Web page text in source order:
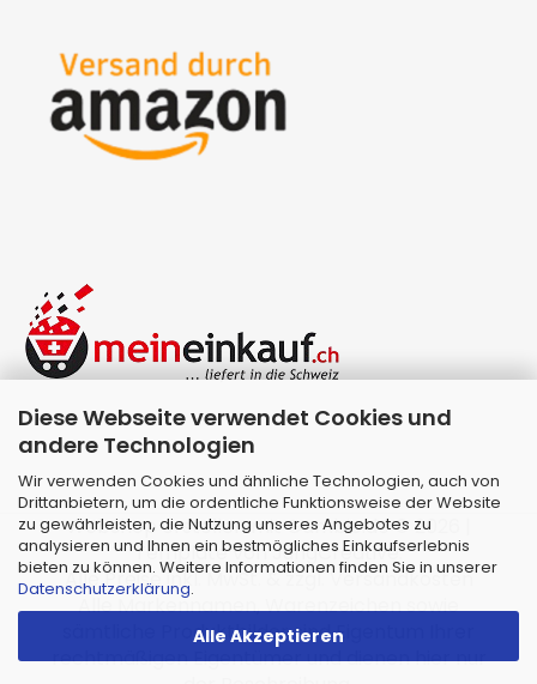
Diese Webseite verwendet Cookies und
andere Technologien
Wir verwenden Cookies und ähnliche Technologien, auch von
Drittanbietern, um die ordentliche Funktionsweise der Website
zu gewährleisten, die Nutzung unseres Angebotes zu
analysieren und Ihnen ein bestmögliches Einkaufserlebnis
bieten zu können. Weitere Informationen finden Sie in unserer
Datenschutzerklärung.
Alle Akzeptieren
Webshop erstellenmit Gambio.de © 2026 |
Template vonJungCreative.
Alle Preise inkl. MwSt. & zzgl. Versandkosten
Alle Markennamen, Warenzeichen sowie
sämtliche Produktbilder sind Eigentum Ihrer
rechtmäßigen Eigentümer und dienen hier nur